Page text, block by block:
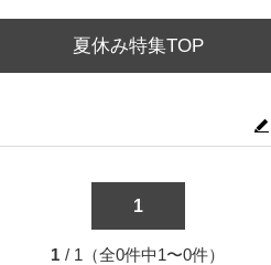
夏休み特集TOP
1
1 / 1（全0件中1〜0件）